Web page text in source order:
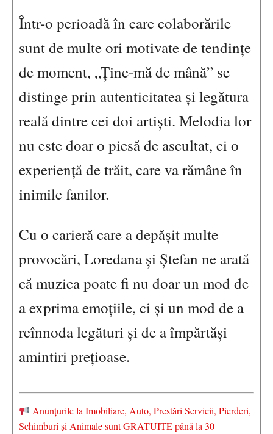
Într-o perioadă în care colaborările
sunt de multe ori motivate de tendințe
de moment, „Ține-mă de mână” se
distinge prin autenticitatea și legătura
reală dintre cei doi artiști. Melodia lor
nu este doar o piesă de ascultat, ci o
experiență de trăit, care va rămâne în
inimile fanilor.
Cu o carieră care a depășit multe
provocări, Loredana și Ștefan ne arată
că muzica poate fi nu doar un mod de
a exprima emoțiile, ci și un mod de a
reînnoda legături și de a împărtăși
amintiri prețioase.
Anunțurile la Imobiliare, Auto, Prestări Servicii, Pierderi,
Schimburi și Animale sunt GRATUITE până la 30